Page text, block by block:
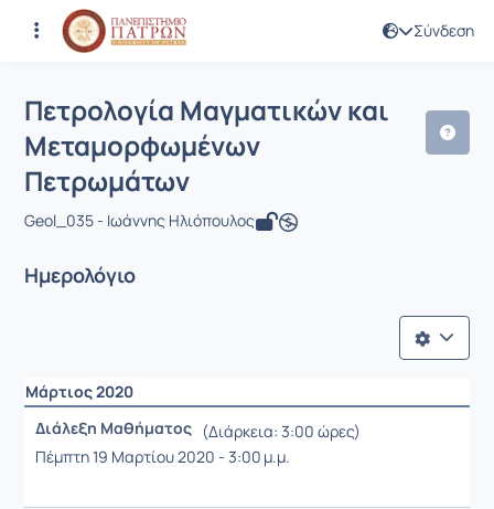
Σύνδεση
Μάθημα : Πετρολογία Μαγματικών
Κωδικός : GEO308
Πετρολογία Μαγματικών και
Μεταμορφωμένων
Πετρωμάτων
Geol_035 - Ιωάννης Ηλιόπουλος
Ημερολόγιο
Μάρτιος 2020
Διάλεξη Μαθήματος (Διάρκεια: 3:00 ώρες)
Πέμπτη 19 Μαρτίου 2020 - 3:00 μ.μ.